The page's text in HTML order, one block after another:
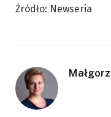
Źródło: Newseria